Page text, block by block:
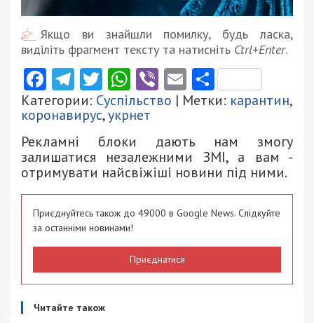
Якщо ви знайшли помилку, будь ласка,
виділіть фрагмент тексту та натисніть Ctrl+Enter.
Facebook
Telegram
Twitter
WhatsApp
ViberEmail
Категории: Суспільство | Метки: карантин,
коронавирус,укрнет
Рекламні блоки дають нам змогу
залишатися незалежними ЗМІ, а вам -
отримувати найсвіжіші новини під ними.
Приєднуйтесь також до 49000 в Google News. Слідкуйте
за останніми новинами!
Приєднатися
Читайте також